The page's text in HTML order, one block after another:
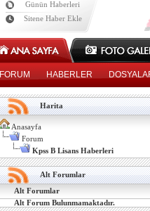
Günün Haberleri
Sitene Haber Ekle
FORUM HABERLER
Harita
Anasayfa
Forum
Kpss B Lisans Haberleri
Alt Forumlar
Alt Forumlar
Alt Forum Bulunmamaktadır.